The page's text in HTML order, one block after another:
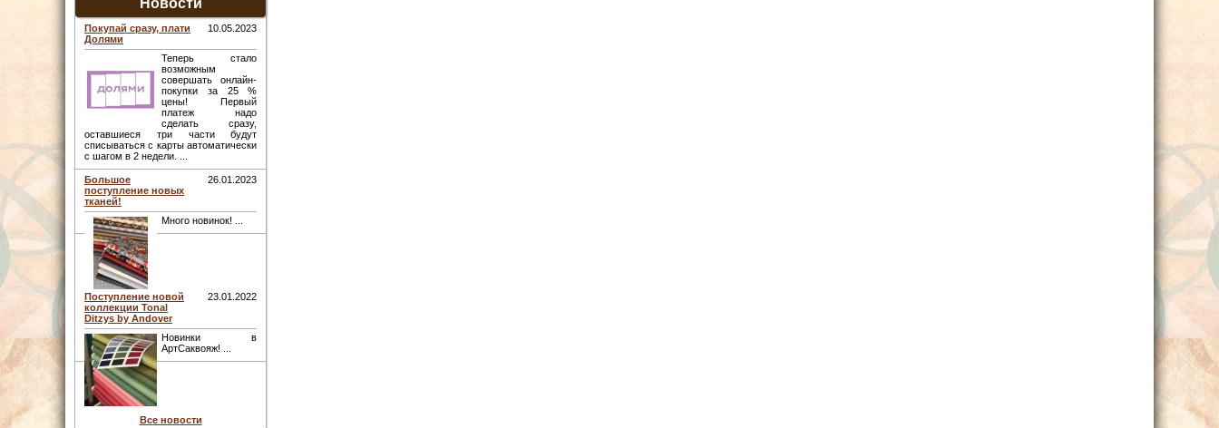
Новости
Покупай сразу, плати
Долями
10.05.2023
Теперь стало
возможным
совершать онлайн-
покупки за 25 %
цены! Первый
платеж надо
сделать сразу,
оставшиеся три части будут
списываться с карты автоматически
с шагом в 2 недели. ...
Большое
поступление новых
тканей!
26.01.2023
Много новинок! ...
Поступление новой
коллекции Tonal
Ditzys by Andover
23.01.2022
Новинки в
АртСаквояж! ...
Все новости